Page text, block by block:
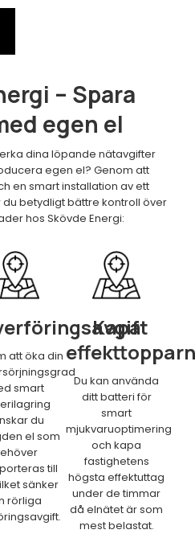
– Spara
egen el
dina löpande nätavgifter
egen el? Genom att
en smart installation av ett
betydligt bättre kontroll över
hos Skövde Energi:
att öka din
smart
du
el som
till
sänker
rörliga
Kapa
Du kan använda
ditt batteri för
smart
mjukvaruoptimering
och kapa
fastighetens
högsta effektuttag
under de timmar
då elnätet är som
mest belastat.